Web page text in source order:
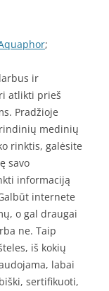
;
ir
atlikti prieš
Pradžioje
medinių
rinktis, galėsite
savo
informaciją
internete
o gal draugai
ne. Taip
iš kokių
labai
sertifikuoti,